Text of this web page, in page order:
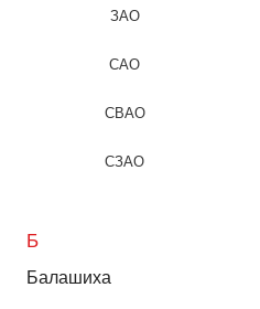
ЗАО
САО
СВАО
СЗАО
Б
Балашиха